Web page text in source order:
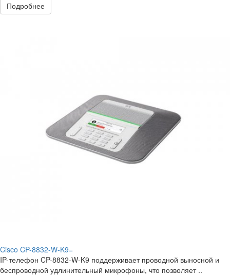
Подробнее
Cisco CP-8832-W-K9=
IP-телефон CP-8832-W-K9 поддерживает проводной выносной и
беспроводной удлинительный микрофоны, что позволяет ..